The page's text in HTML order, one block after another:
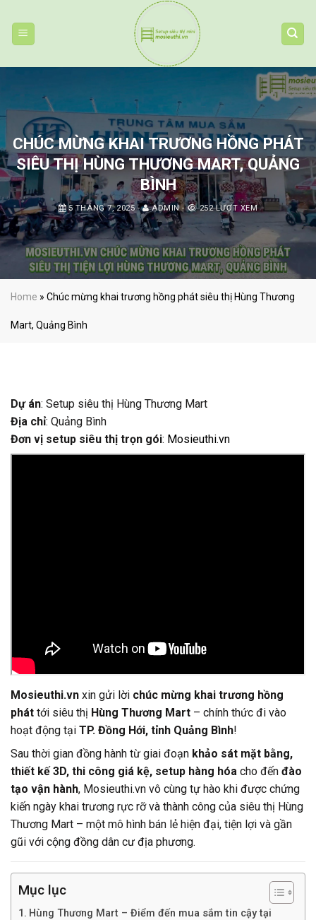
content
CHÚC MỪNG KHAI TRƯƠNG HỒNG PHÁT
SIÊU THỊ HÙNG THƯƠNG MART, QUẢNG
BÌNH
5 THÁNG 7, 2025- ADMIN- 252 LƯỢT XEM
Home » Chúc mừng khai trương hồng phát siêu thị Hùng Thương
Mart, Quảng Bình
Dự án: Setup siêu thị Hùng Thương Mart
Địa chỉ: Quảng Bình
Đơn vị setup siêu thị trọn gói: Mosieuthi.vn
Mosieuthi.vn xin gửi lời chúc mừng khai trương hồng
phát tới siêu thị Hùng Thương Mart – chính thức đi vào
hoạt động tại TP. Đồng Hới, tỉnh Quảng Bình!
Sau thời gian đồng hành từ giai đoạn khảo sát mặt bằng,
thiết kế 3D, thi công giá kệ, setup hàng hóa cho đến đào
tạo vận hành, Mosieuthi.vn vô cùng tự hào khi được chứng
kiến ngày khai trương rực rỡ và thành công của siêu thị Hùng
Thương Mart – một mô hình bán lẻ hiện đại, tiện lợi và gần
gũi với cộng đồng dân cư địa phương.
Mục lục
Hùng Thương Mart – Điểm đến mua sắm tin cậy tại